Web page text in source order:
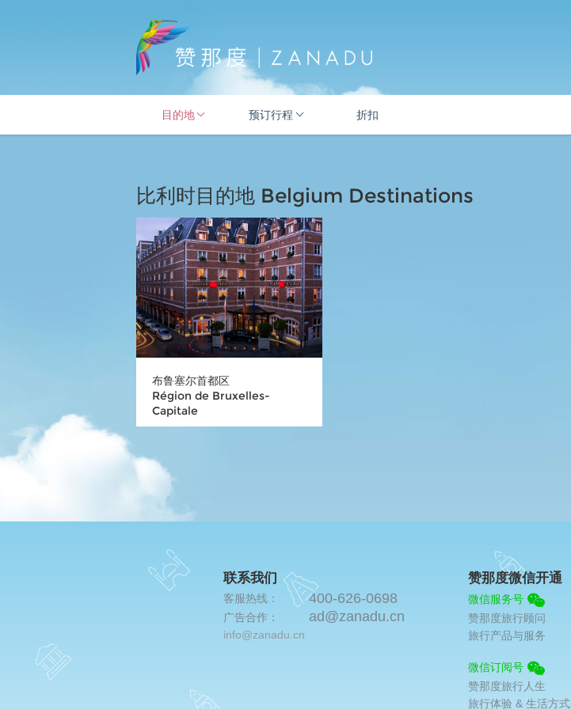
目的地 预订行程 折扣
比利时目的地 Belgium Destinations
布鲁塞尔首都区
Région de Bruxelles-
Capitale
联系我们
客服热线： 400-626-0698
广告合作： ad@zanadu.cn
info@zanadu.cn
赞那度微信开通
微信服务号
赞那度旅行顾问
旅行产品与服务
微信订阅号
赞那度旅行人生
旅行体验 & 生活方式